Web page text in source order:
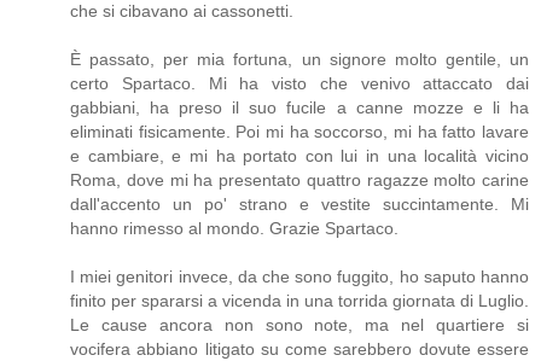
che si cibavano ai cassonetti.
È passato, per mia fortuna, un signore molto gentile, un
certo Spartaco. Mi ha visto che venivo attaccato dai
gabbiani, ha preso il suo fucile a canne mozze e li ha
eliminati fisicamente. Poi mi ha soccorso, mi ha fatto lavare
e cambiare, e mi ha portato con lui in una località vicino
Roma, dove mi ha presentato quattro ragazze molto carine
dall'accento un po' strano e vestite succintamente. Mi
hanno rimesso al mondo. Grazie Spartaco.
I miei genitori invece, da che sono fuggito, ho saputo hanno
finito per spararsi a vicenda in una torrida giornata di Luglio.
Le cause ancora non sono note, ma nel quartiere si
vocifera abbiano litigato su come sarebbero dovute essere